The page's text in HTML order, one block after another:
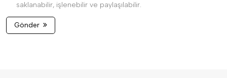
saklanabilir, işlenebilir ve paylaşılabilir.
Gönder